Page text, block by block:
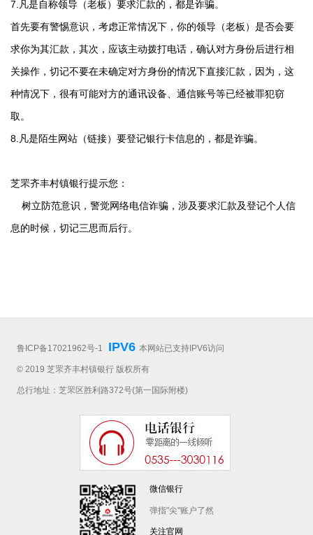
7.凡是自称领导（老板）要求汇款的，都是诈骗。
首先要有警惕意识，考虑正常情况下，你的领导（老板）是否会要
求你为其汇款，其次，应该主动拨打电话，确认对方身份后进行相
关操作，切记不要在未确定对方身份的情况下直接汇款，因为，这
种情况下，很有可能对方的通讯设备、通信账号等已经被罪犯窃
取。
8.凡是陌生网站（链接）要登记银行卡信息的，都是诈骗。
芝罘齐丰村镇银行提示您：
树立防范意识，警觉网络电信诈骗，涉及要求汇款及登记个人信
息的时候，切记三思而后行。
鲁ICP备17021962号-1 IPV6 本网站已支持IPV6访问
© 2019 芝罘齐丰村镇银行 版权所有
总行地址：芝罘区胜利路372号(第一国际附楼)
微信银行
弹指"尖"账户了然
关注官网